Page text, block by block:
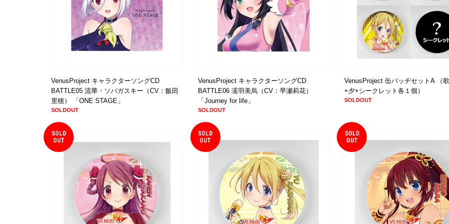
VenusProject キャラクターソングCD
BATTLE05 流華・ソバガスキー（CV：飯田
里穂） 「ONE STAGE」
SOLDOUT
VenusProject キャラクターソングCD
BATTLE06 濡羽美烏（CV：早瀬莉花）
「Journey for life」
SOLDOUT
VenusProject 缶バッヂセットA （
+夕+シークレット各１個）
SOLDOUT
SOLD
OUT
SOLD
OUT
SOLD
OUT